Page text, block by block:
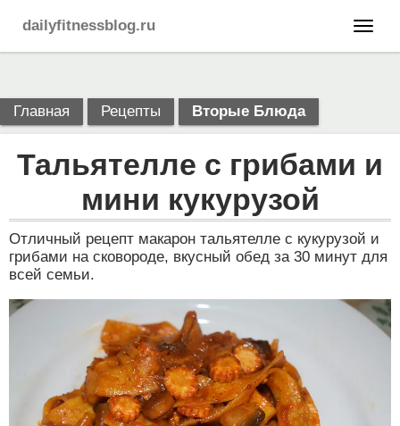
dailyfitnessblog.ru
Главная Рецепты Вторые Блюда
Тальятелле с грибами и
мини кукурузой
Отличный рецепт макарон тальятелле с кукурузой и
грибами на сковороде, вкусный обед за 30 минут для
всей семьи.